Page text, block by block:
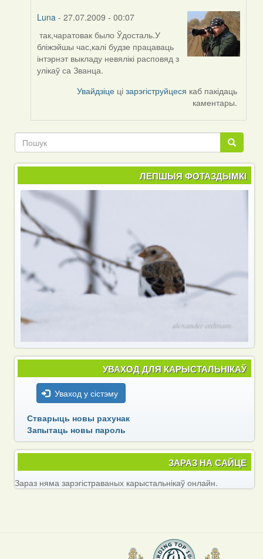
Luna - 27.07.2009 - 00:07
In
reply
to
by
так,чаратовак было Ўдосталь.У
бліжэйшы час,калі будзе працаваць
інтэрнэт выкладу невялікі расповяд з
улікаў са Званца.
Увайдзіце цізарэгіструйцеся каб пакідаць
каментары.
Пошук
Пошук
ЛЕПШЫЯ ФОТАЗДЫМКІ
УВАХОД ДЛЯ КАРЫСТАЛЬНІКАЎ
Уваход у сістэму
Стварыць новы рахунак
Запытаць новы пароль
ЗАРАЗ НА САЙЦЕ
Зараз няма зарэгістраваных карыстальнікаў онлайн.